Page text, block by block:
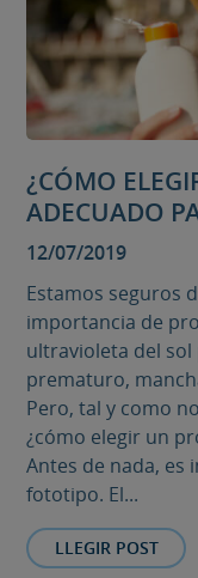
¿CÓMO
ADECUADO
12/07/2019
Estamos seguros
importancia de
ultravioleta del
prematuro,
Pero, tal y como
¿cómo elegir un
Antes de nada, es
fototipo. El...
LLEGIR POST